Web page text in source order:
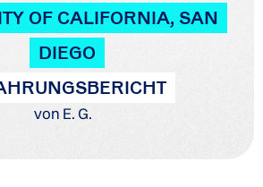
OF CALIFORNIA, SAN
DIEGO
von E. G.